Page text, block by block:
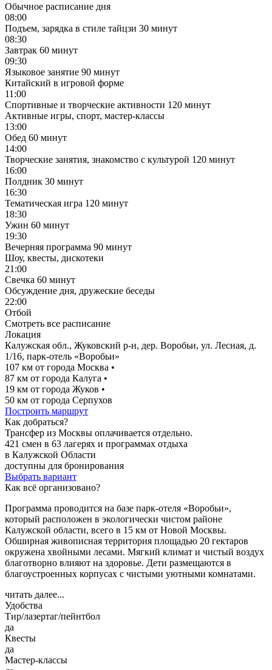
Обычное расписание дня
08:00
Подъем, зарядка в стиле тайцзи 30 минут
08:30
Завтрак 60 минут
09:30
Языковое занятие 90 минут
Китайский в игровой форме
11:00
Спортивные и творческие активности 120 минут
Активные игры, спорт, мастер-классы
13:00
Обед 60 минут
14:00
Творческие занятия, знакомство с культурой 120 минут
16:00
Полдник 30 минут
16:30
Тематическая игра 120 минут
18:30
Ужин 60 минут
19:30
Вечерняя программа 90 минут
Шоу, квесты, дискотеки
21:00
Свечка 60 минут
Обсуждение дня, дружеские беседы
22:00
Отбой
Смотреть все расписание
Локация
Калужская обл., Жуковский р-н, дер. Воробьи, ул. Лесная, д.
1/16, парк-отель «Воробьи»
107 км от города Москва •
87 км от города Калуга •
19 км от города Жуков •
50 км от города Серпухов
Построить маршрут
Как добраться?
Трансфер из Москвы оплачивается отдельно.
421 смен в 63 лагерях и программах отдыха
в Калужской Области
доступны для бронирования
Выбрать вариант
Как всё организовано?
Программа проводится на базе парк-отеля «Воробьи»,
который расположен в экологически чистом районе
Калужской области, всего в 15 км от Новой Москвы.
Обширная живописная территория площадью 20 гектаров
окружена хвойными лесами. Мягкий климат и чистый воздух
благотворно влияют на здоровье. Дети размещаются в
благоустроенных корпусах с чистыми уютными комнатами.
читать далее...
Удобства
Тир/лазертаг/пейнтбол
да
Квесты
да
Мастер-классы